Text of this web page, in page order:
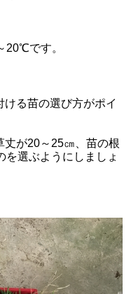
20℃です。
る苗の選び方がポイ
丈が20～25㎝、苗の根
を選ぶようにしましょ